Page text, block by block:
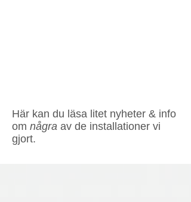
Här kan du läsa litet nyheter & info
om några av de installationer vi
gjort.